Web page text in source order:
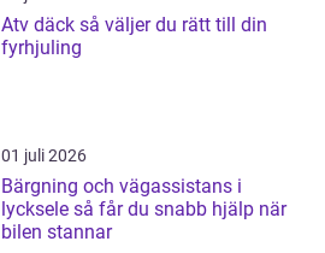
Atv däck så väljer du rätt till din
fyrhjuling
01 juli 2026
Bärgning och vägassistans i
lycksele så får du snabb hjälp när
bilen stannar